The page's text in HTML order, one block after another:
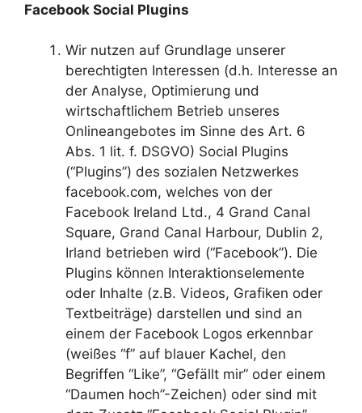
Facebook Social Plugins
Wir nutzen auf Grundlage unserer
berechtigten Interessen (d.h. Interesse an
der Analyse, Optimierung und
wirtschaftlichem Betrieb unseres
Onlineangebotes im Sinne des Art. 6
Abs. 1 lit. f. DSGVO) Social Plugins
(“Plugins”) des sozialen Netzwerkes
facebook.com, welches von der
Facebook Ireland Ltd., 4 Grand Canal
Square, Grand Canal Harbour, Dublin 2,
Irland betrieben wird (“Facebook”). Die
Plugins können Interaktionselemente
oder Inhalte (z.B. Videos, Grafiken oder
Textbeiträge) darstellen und sind an
einem der Facebook Logos erkennbar
(weißes “f” auf blauer Kachel, den
Begriffen “Like”, “Gefällt mir” oder einem
“Daumen hoch”-Zeichen) oder sind mit